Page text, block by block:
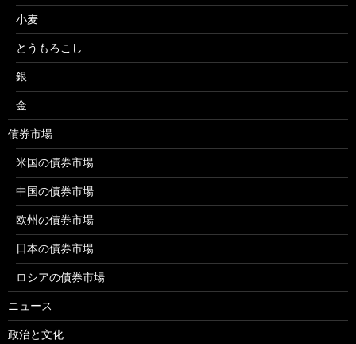
小麦
とうもろこし
銀
金
債券市場
米国の債券市場
中国の債券市場
欧州の債券市場
日本の債券市場
ロシアの債券市場
ニュース
政治と文化